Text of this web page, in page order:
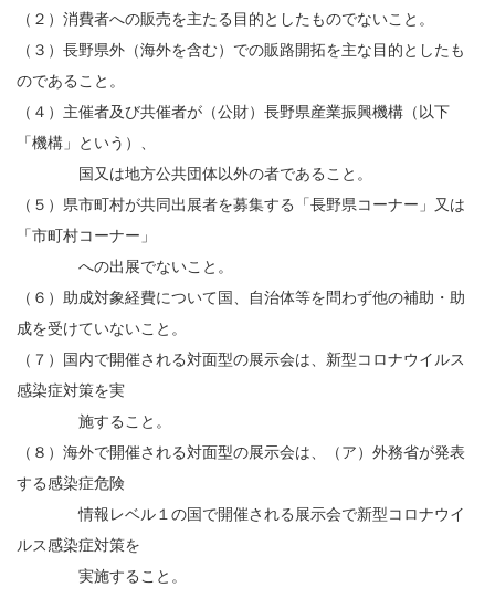
（２）消費者への販売を主たる目的としたものでないこと。
（３）長野県外（海外を含む）での販路開拓を主な目的としたも
のであること。
（４）主催者及び共催者が（公財）長野県産業振興機構（以下
「機構」という）、
国又は地方公共団体以外の者であること。
（５）県市町村が共同出展者を募集する「長野県コーナー」又は
「市町村コーナー」
への出展でないこと。
（６）助成対象経費について国、自治体等を問わず他の補助・助
成を受けていないこと。
（７）国内で開催される対面型の展示会は、新型コロナウイルス
感染症対策を実
施すること。
（８）海外で開催される対面型の展示会は、（ア）外務省が発表
する感染症危険
情報レベル１の国で開催される展示会で新型コロナウイ
ルス感染症対策を
実施すること。